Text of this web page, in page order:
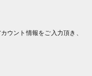
ウント情報をご入力頂き、